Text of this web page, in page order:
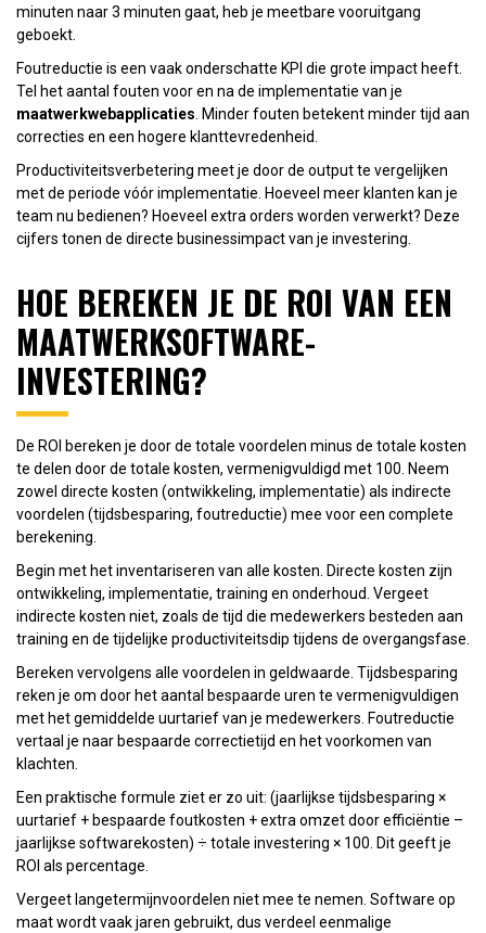
minuten naar 3 minuten gaat, heb je meetbare vooruitgang
geboekt.
Foutreductie is een vaak onderschatte KPI die grote impact heeft.
Tel het aantal fouten voor en na de implementatie van je
maatwerkwebapplicaties . Minder fouten betekent minder tijd aan
correcties en een hogere klanttevredenheid.
Productiviteitsverbetering meet je door de output te vergelijken
met de periode vóór implementatie. Hoeveel meer klanten kan je
team nu bedienen? Hoeveel extra orders worden verwerkt? Deze
cijfers tonen de directe businessimpact van je investering.
HOE BEREKEN JE DE ROI VAN EEN
MAATWERKSOFTWARE-
INVESTERING?
De ROI bereken je door de totale voordelen minus de totale kosten
te delen door de totale kosten, vermenigvuldigd met 100. Neem
zowel directe kosten (ontwikkeling, implementatie) als indirecte
voordelen (tijdsbesparing, foutreductie) mee voor een complete
berekening.
Begin met het inventariseren van alle kosten. Directe kosten zijn
ontwikkeling, implementatie, training en onderhoud. Vergeet
indirecte kosten niet, zoals de tijd die medewerkers besteden aan
training en de tijdelijke productiviteitsdip tijdens de overgangsfase.
Bereken vervolgens alle voordelen in geldwaarde. Tijdsbesparing
reken je om door het aantal bespaarde uren te vermenigvuldigen
met het gemiddelde uurtarief van je medewerkers. Foutreductie
vertaal je naar bespaarde correctietijd en het voorkomen van
klachten.
Een praktische formule ziet er zo uit: (jaarlijkse tijdsbesparing ×
uurtarief + bespaarde foutkosten + extra omzet door efficiëntie –
jaarlijkse softwarekosten) ÷ totale investering × 100. Dit geeft je
ROI als percentage.
Vergeet langetermijnvoordelen niet mee te nemen. Software op
maat wordt vaak jaren gebruikt, dus verdeel eenmalige